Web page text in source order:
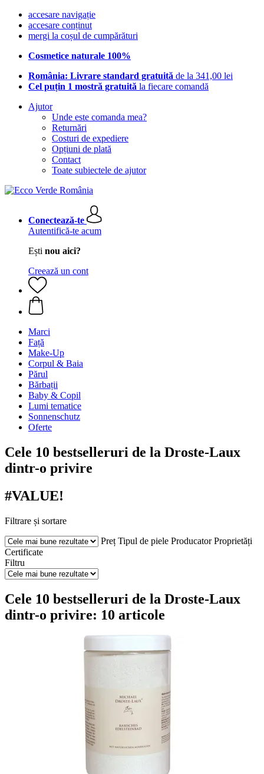
accesare navigație
accesare conținut
mergi la coșul de cumpărături
Cosmetice naturale 100%
România: Livrare standard gratuită de la 341,00 lei
Cel puțin 1 mostră gratuită la fiecare comandă
Ajutor
Unde este comanda mea?
Returnări
Costuri de expediere
Opțiuni de plată
Contact
Toate subiectele de ajutor
Conectează-te
Autentifică-te acum
Ești nou aici?
Creează un cont
Marci
Față
Make-Up
Corpul & Baia
Părul
Bărbații
Baby & Copil
Lumi tematice
Sonnenschutz
Oferte
Cele 10 bestselleruri de la Droste-Laux
dintr-o privire
#VALUE!
Filtrare și sortare
Preț Tipul de piele Producator Proprietăți
Certificate
Filtru
Cele 10 bestselleruri de la Droste-Laux
dintr-o privire: 10 articole